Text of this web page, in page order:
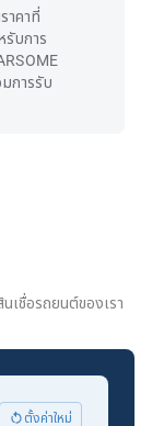
าคาที่
รับการ
การรับ
เชื่อรถยนต์ของเรา
ตั้งค่าใหม่